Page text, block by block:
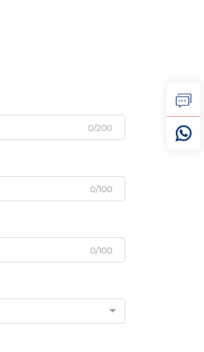
0/200
0/100
0/100